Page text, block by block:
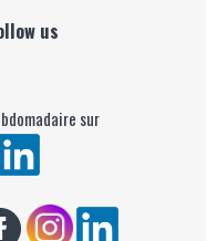
us
sur